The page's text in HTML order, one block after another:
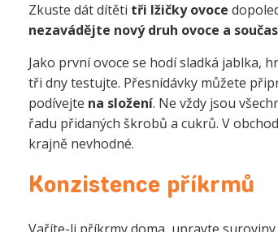
Zkuste dát dítěti tři lžičky ovoce
nezavádějte nový druh ovoce a
Jako první ovoce se hodí sladká jablka,
tři dny testujte. Přesnídávky můžete
podívejte na složení. Ne vždy jsou
řadu přidaných škrobů a cukrů. V
krajně nevhodné.
Konzistence příkrmů